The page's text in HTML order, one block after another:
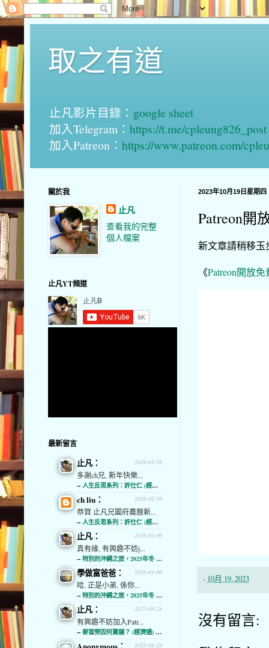
取之有道
止凡影片目錄： google sheet
加入Telegram： https://t.me/cpleung826_post
加入Patreon： https://www.patreon.com/
2023年10月19日星期四
Patreon開
新文章請稍移玉
《Patreon開放
- 10月 19, 2023
沒有留言:
關於我
止凡
查看我的完整
個人檔案
止凡YT頻道
最新留言
2026-02-16
止凡：
多謝ch兄, 新年快樂...
-- 人生反思系列：許仕仁 (經濟通)
2026-02-16
ch liu：
恭賀 止凡兄闔府農曆新...
-- 人生反思系列：許仕仁 (經濟通)
2026-01-06
止凡：
真有緣, 有興趣不妨j...
-- 特別的沖繩之旅，2025年冬 (經濟通)
2026-01-06
學做富爸爸：
哈, 正是小弟, 係你...
-- 特別的沖繩之旅，2025年冬 (經濟通)
2025-08-28
止凡：
有興趣不妨加入Patr...
-- 麥當勞因何賣舖？ (經濟通) (略)
2025-08-28